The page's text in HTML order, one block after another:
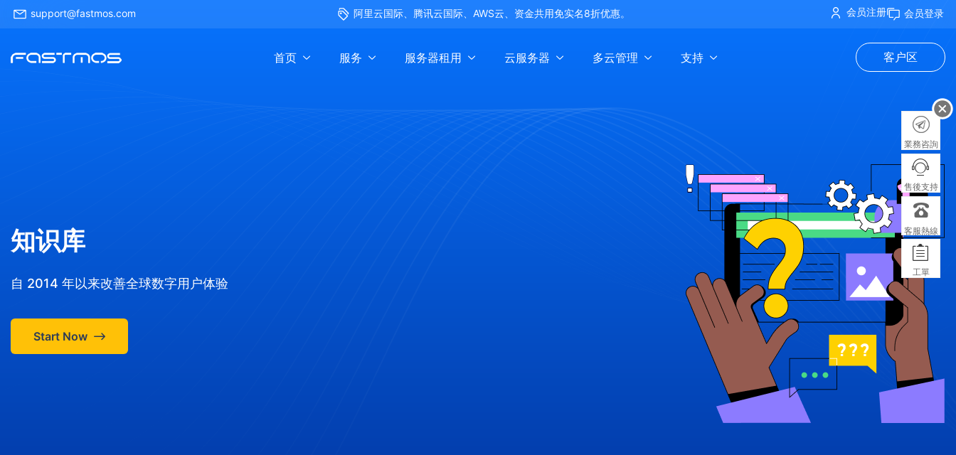
support@fastmos.com 阿里云国际、腾讯云国际、AWS云、资金共用免实名8折优惠。 会员注册 会员登录
首页 服务 服务器租用 云服务器 多云管理 支持 客户区
知识库
自 2014 年以来改善全球数字用户体验
Start Now
業務咨詢
售後支持
客服熱線
工單